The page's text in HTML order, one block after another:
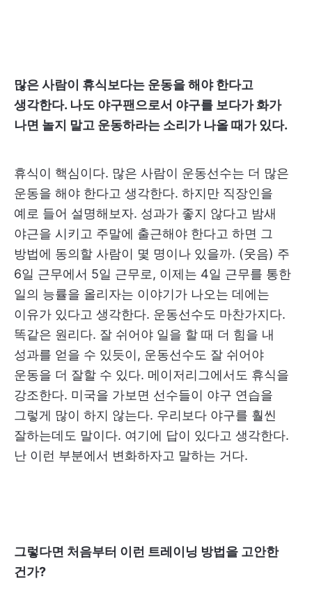
많은 사람이 휴식보다는 운동을 해야 한다고
생각한다. 나도 야구팬으로서 야구를 보다가 화가
나면 놀지 말고 운동하라는 소리가 나올 때가 있다.
휴식이 핵심이다. 많은 사람이 운동선수는 더 많은
운동을 해야 한다고 생각한다. 하지만 직장인을
예로 들어 설명해보자. 성과가 좋지 않다고 밤새
야근을 시키고 주말에 출근해야 한다고 하면 그
방법에 동의할 사람이 몇 명이나 있을까. (웃음) 주
6일 근무에서 5일 근무로, 이제는 4일 근무를 통한
일의 능률을 올리자는 이야기가 나오는 데에는
이유가 있다고 생각한다. 운동선수도 마찬가지다.
똑같은 원리다. 잘 쉬어야 일을 할 때 더 힘을 내
성과를 얻을 수 있듯이, 운동선수도 잘 쉬어야
운동을 더 잘할 수 있다. 메이저리그에서도 휴식을
강조한다. 미국을 가보면 선수들이 야구 연습을
그렇게 많이 하지 않는다. 우리보다 야구를 훨씬
잘하는데도 말이다. 여기에 답이 있다고 생각한다.
난 이런 부분에서 변화하자고 말하는 거다.
그렇다면 처음부터 이런 트레이닝 방법을 고안한
건가?